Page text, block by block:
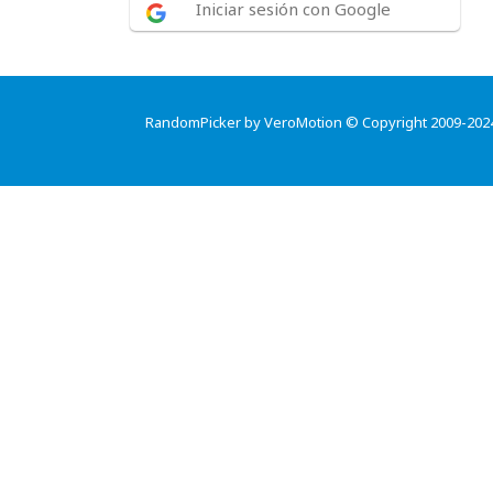
Iniciar sesión con Google
RandomPicker by VeroMotion © Copyright 2009-